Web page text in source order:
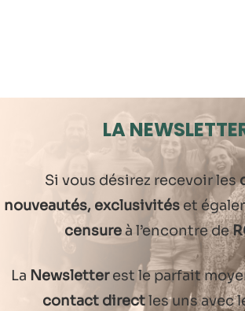
LA
Si vous désirez recevoir les
nouveautés, exclusivitéset
censureà l’encontre de
La Newsletterest le parfait
contact directles uns avec